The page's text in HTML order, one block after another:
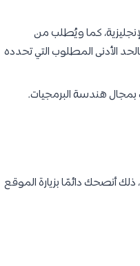
كما ويُطلب من
الأدنى المطلوب التي تحدده
هندسة البرمجيات.
أنصحك دائمًا بزيارة الموقع